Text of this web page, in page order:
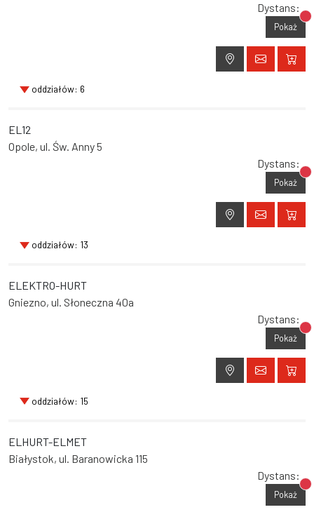
Dystans:
Pokaż
oddziałów: 6
EL12
Opole, ul. Św. Anny 5
Dystans:
Pokaż
oddziałów: 13
ELEKTRO-HURT
Gniezno, ul. Słoneczna 40a
Dystans:
Pokaż
oddziałów: 15
ELHURT-ELMET
Białystok, ul. Baranowicka 115
Dystans:
Pokaż